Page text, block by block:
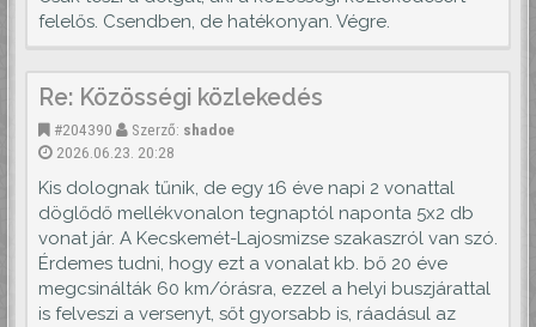
felelős. Csendben, de hatékonyan. Végre.
Re: Közösségi közlekedés
#204390 Szerző: shadoe
2026.06.23. 20:28
Kis dolognak tűnik, de egy 16 éve napi 2 vonattal
döglődő mellékvonalon tegnaptól naponta 5x2 db
vonat jár. A Kecskemét-Lajosmizse szakaszról van szó.
Érdemes tudni, hogy ezt a vonalat kb. bő 20 éve
megcsinálták 60 km/órásra, ezzel a helyi buszjárattal
is felveszi a versenyt, sőt gyorsabb is, ráadásul az